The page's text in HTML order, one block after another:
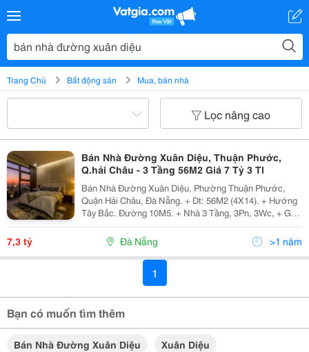
Trang Chủ Bất động sản Mua, bán nhà
Lọc nâng cao
Bán Nhà Đường Xuân Diệu, Thuận Phước,
Q.hải Châu - 3 Tầng 56M2 Giá 7 Tỷ 3 Tl
Bán Nhà Đường Xuân Diệu, Phường Thuận Phước,
Quận Hải Châu, Đà Nẵng. + Dt: 56M2 (4X14). + Hướng
Tây Bắc. Đường 10M5. + Nhà 3 Tầng, 3Pn, 3Wc, + Gần
Chung Cư Cao Cấp Blooming, Đi Bộ 5 Phút Ra Đường
Như Nguyệt, Bờ Sông Hàn. Giá Bán Chính Chủ:...
7,3 tỷ Đà Nẵng >1 năm
1
Bạn có muốn tìm thêm
Bán Nhà Đường Xuân Diệu
Xuân Diệu